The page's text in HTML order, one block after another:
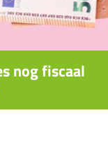
nog fiscaal